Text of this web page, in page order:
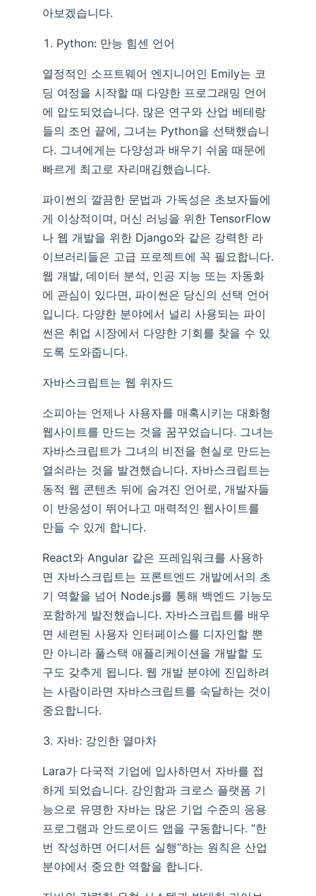
아보겠습니다.
Python: 만능 힘센 언어
열정적인 소프트웨어 엔지니어인 Emily는 코
딩 여정을 시작할 때 다양한 프로그래밍 언어
에 압도되었습니다. 많은 연구와 산업 베테랑
들의 조언 끝에, 그녀는 Python을 선택했습니
다. 그녀에게는 다양성과 배우기 쉬움 때문에
빠르게 최고로 자리매김했습니다.
파이썬의 깔끔한 문법과 가독성은 초보자들에
게 이상적이며, 머신 러닝을 위한 TensorFlow
나 웹 개발을 위한 Django와 같은 강력한 라
이브러리들은 고급 프로젝트에 꼭 필요합니다.
웹 개발, 데이터 분석, 인공 지능 또는 자동화
에 관심이 있다면, 파이썬은 당신의 선택 언어
입니다. 다양한 분야에서 널리 사용되는 파이
썬은 취업 시장에서 다양한 기회를 찾을 수 있
도록 도와줍니다.
자바스크립트는 웹 위자드
소피아는 언제나 사용자를 매혹시키는 대화형
웹사이트를 만드는 것을 꿈꾸었습니다. 그녀는
자바스크립트가 그녀의 비전을 현실로 만드는
열쇠라는 것을 발견했습니다. 자바스크립트는
동적 웹 콘텐츠 뒤에 숨겨진 언어로, 개발자들
이 반응성이 뛰어나고 매력적인 웹사이트를
만들 수 있게 합니다.
React와 Angular 같은 프레임워크를 사용하
면 자바스크립트는 프론트엔드 개발에서의 초
기 역할을 넘어 Node.js를 통해 백엔드 기능도
포함하게 발전했습니다. 자바스크립트를 배우
면 세련된 사용자 인터페이스를 디자인할 뿐
만 아니라 풀스택 애플리케이션을 개발할 도
구도 갖추게 됩니다. 웹 개발 분야에 진입하려
는 사람이라면 자바스크립트를 숙달하는 것이
중요합니다.
자바: 강인한 열마차
Lara가 다국적 기업에 입사하면서 자바를 접
하게 되었습니다. 강인함과 크로스 플랫폼 기
능으로 유명한 자바는 많은 기업 수준의 응용
프로그램과 안드로이드 앱을 구동합니다. “한
번 작성하면 어디서든 실행”하는 원칙은 산업
분야에서 중요한 역할을 합니다.